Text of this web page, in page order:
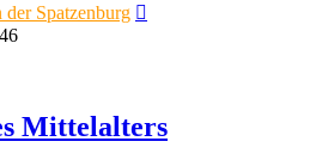
Spatzenburg
Mittelalters